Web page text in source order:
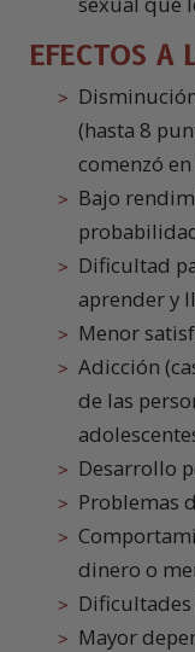
EFECTOS A
(hasta 8
comenzó
Bajo
Dificultad
aprender y
Menor
Adicción
de las
Desarrollo
Problemas
dinero o
Dificultades
Mayor